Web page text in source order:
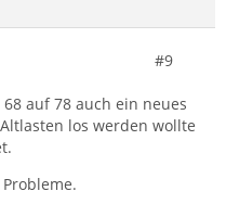
#9
auf 78 auch ein neues
los werden wollte